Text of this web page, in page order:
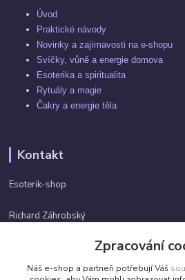
Úvod
Praktické návody
Novinky a zajímavosti na e-shopu
Svíčky, vůně a energie domova
Esoterika a spiritualita
Rytuály a magie
Čakry a energie těla
Kontakt
Esoterik-shop
Richard Záhrobský
info@esoterik-shop.cz
Zpracování
Náš e-shop a partneři potřebují Váš